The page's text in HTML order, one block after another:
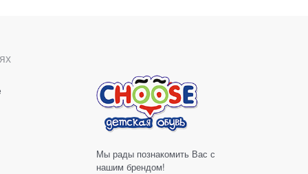
Мы рады познакомить Вас с
нашим брендом!